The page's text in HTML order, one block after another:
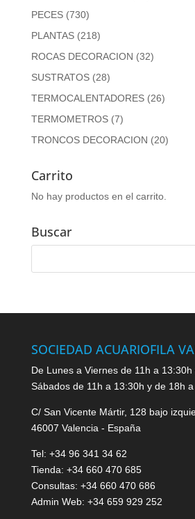
PECES (730)
PLANTAS (218)
ROCAS DECORACION (32)
SUSTRATOS (28)
TERMOCALENTADORES (26)
TERMOMETROS (7)
TRONCOS DECORACION (20)
Carrito
No hay productos en el carrito.
Buscar
SOCIEDAD ACUARIOFILA
De Lunes a Viernes de 11h a
Sábados de 11h a 13:30h y de 18h
C/ San Vicente Mártir, 128 bajo
46007 Valencia - España
Tel: +34 96 341 34 62
Tienda: +34 660 470 685
Consultas: +34 660 470 686
Admin Web: +34 659 929 252